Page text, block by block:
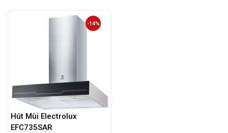
Hút Mùi Electrolux
EFC735SAR
-14%